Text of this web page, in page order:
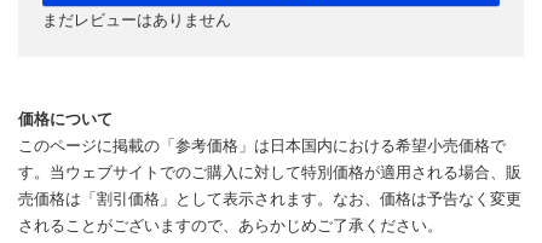
まだレビューはありません
価格について
このページに掲載の「参考価格」は日本国内における希望小売価格で
す。当ウェブサイトでのご購入に対して特別価格が適用される場合、販
売価格は「割引価格」として表示されます。なお、価格は予告なく変更
されることがございますので、あらかじめご了承ください。